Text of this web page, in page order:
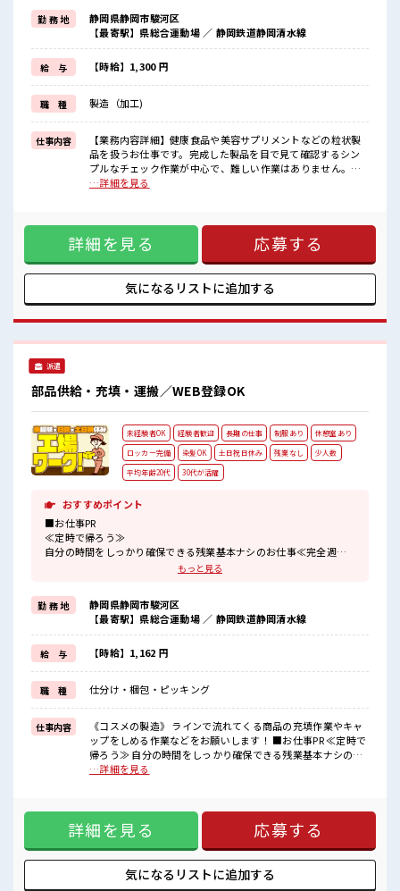
ほどよく稼げます♪
≪完全週休二日制≫
週末は家族や友人と一緒にプライベート満喫！
≪ヘアカラーOKで自由な雰囲気の職場≫
明るすぎたり奇抜でなければ基本的に自由！
(規定有)制服があると毎日の服選びに悩まずOK♪
≪収入アップを目指せる≫
高時給だらけの派遣のお仕事です！
■職場の雰囲気
キバツ過ぎなければ髪色・髪型は自由！
あなたの個性を大事にできます♪
休憩時間にゆっくりできるスペース完備！
勤 務 地
静岡県静岡市駿河区
【最寄駅】県総合運動場 ／ 静岡鉄道静岡清水線
給 与 【時給】1,300 円
職 種 製造（加工)
仕事内容
【業務内容詳細】健康食品や美容サプリメントなどの粒状製
品を扱うお仕事です。完成した製品を目で見て確認するシン
プルなチェック作業が中心で、難しい作業はありません。原
材料の計量や機械への投入、構内での運搬作業もあります
もらえるため、体への負担が少ないよう配慮されています。
また、使用後の機械や道具の洗浄作業では脚立を使用するこ
ともありますが、安全に配慮した手順で行い、初めての方で
も安心して作業できる環境です。【取扱製品情報】健康食
品、サプリメント、プロテイン ■お仕事PR ≪ビギナーさんも
ブランクさんも安心≫ 丁寧な事前研修あり☆ ≪ちょっとの残
♪ ≪完全週休二日制≫ 週末は家族や友人と一緒にプライベー
ト満喫！ ≪ヘアカラーOKで自由な雰囲気の職場≫ 明るすぎ
だらけの派遣のお仕事です！ ■職場の雰囲気 キバツ過ぎなけ
れば髪色・髪型は自由！ あなたの個性を大事にできます♪ 休
憩時間にゆっくりできるスペース完備！ 持ち物が多いあなた
にもぴったり☆ ロッカー付き職場♪
…詳細を見る
詳細を見る 応募する
気になるリストに追加する
派遣
部品供給・充填・運搬／WEB登録OK
未経験者OK 経験者歓迎 長期の仕事 制服あり
休憩室あり
ロッカー完備
染髪OK 土日祝日休み 残業なし
少人数
平均年齢20代
30代が活躍
おすすめポイント
■お仕事PR
≪定時で帰ろう≫
自分の時間をしっかり確保できる残業基本ナシのお仕事≪完全週休
UP≫
キバツ過ぎはNGですが髪のカラーOK≪ラクラク制服アリ≫
制服があるので事前準備不要≪未経験OKの仕事≫
新しいことにチャレンジするのは不安だけど、
しっかり働く環境が整っています！
イチからスキルUP・ステップUP目指していきましょう
■職場の雰囲気
《男女スタッフさん活躍中》
キレイな職場です☆
大手企業で長期就業OK！
未経験の方も社員の方が丁寧に教えてくださるので安心です！
最寄り駅からは徒歩圏内！
もっと見る
勤 務 地
静岡県静岡市駿河区
【最寄駅】県総合運動場 ／ 静岡鉄道静岡清水線
給 与 【時給】1,162 円
職 種 仕分け・梱包・ピッキング
仕事内容
《コスメの製造》 ラインで流れてくる商品の充填作業やキャ
ップをしめる作業などをお願いします！ ■お仕事PR ≪定時で
帰ろう≫ 自分の時間をしっかり確保できる残業基本ナシのお
仕事≪完全週休二日制≫ 週末は家族や友人と一緒にプライベ
要≪未経験OKの仕事≫ 新しいことにチャレンジするのは不安
だけど、 しっかり働く環境が整っています！ イチからスキル
UP・ステップUP目指していきましょう ■職場の雰囲気 《男
女スタッフさん活躍中》 キレイな職場です☆ 大手企業で長期
就業OK！ 未経験の方も社員の方が丁寧に教えてくださるので
安心です！ 最寄り駅からは徒歩圏内！ コンビニも徒歩数分♪
…詳細を見る
詳細を見る 応募する
気になるリストに追加する